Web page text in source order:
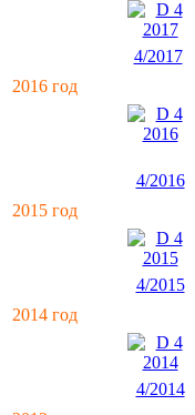
4/2017
2016 год
4/2016
2015 год
4/2015
2014 год
4/2014